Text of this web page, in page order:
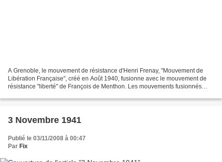
A Grenoble, le mouvement de résistance d'Henri Frenay, "Mouvement de
Libération Française", créé en Août 1940, fusionne avec le mouvement de
résistance "liberté" de François de Menthon. Les mouvements fusionnés
3 Novembre 1941
Publié le 03/11/2008 à 00:47
Par Fix